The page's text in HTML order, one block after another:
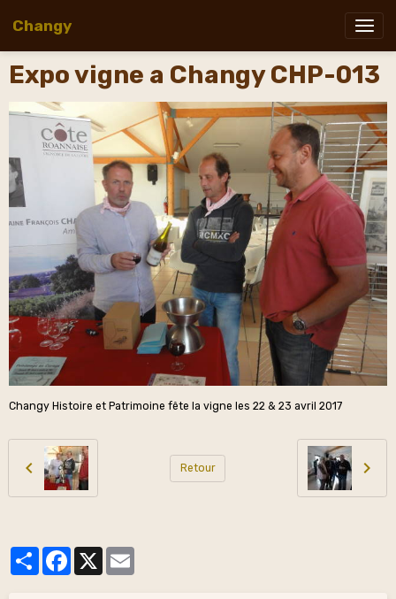
Changy
Expo vigne a Changy CHP-013
Changy Histoire et Patrimoine fête la vigne les 22 & 23 avril 2017
Retour
PartagerFacebook